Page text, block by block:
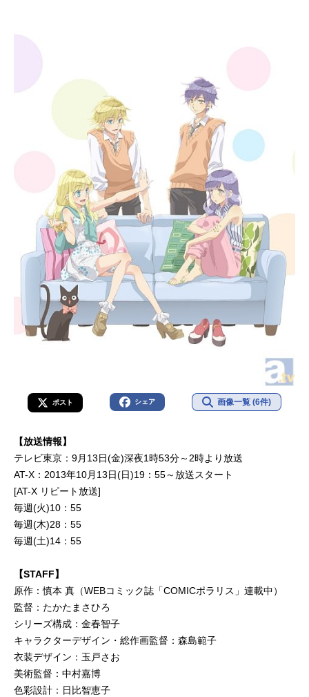
ポスト シェア 画像一覧 (6件)
【放送情報】
テレビ東京：9月13日(金)深夜1時53分～2時より放送
AT-X：2013年10月13日(日)19：55～放送スタート
[AT-X リピート放送]
毎週(火)10：55
毎週(木)28：55
毎週(土)14：55
【STAFF】
原作：慎本 真（WEBコミック誌「COMICポラリス」連載中）
監督：たかたまさひろ
シリーズ構成：金春智子
キャラクターデザイン・総作画監督：森島範子
衣装デザイン：玉戸さお
美術監督：中村嘉博
色彩設計：日比智恵子